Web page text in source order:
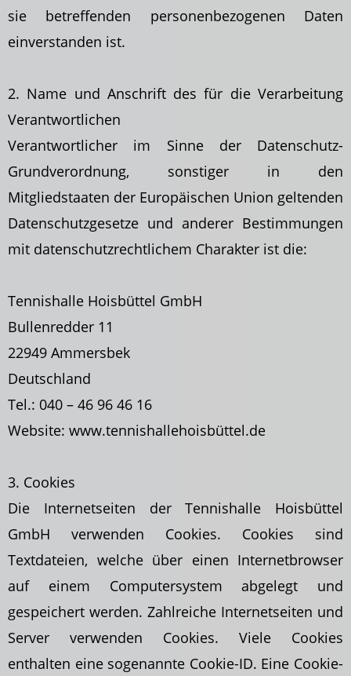
sie betreffenden personenbezogenen Daten
einverstanden ist.
2. Name und Anschrift des für die Verarbeitung
Verantwortlichen
Verantwortlicher im Sinne der Datenschutz-
Grundverordnung, sonstiger in den
Mitgliedstaaten der Europäischen Union geltenden
Datenschutzgesetze und anderer Bestimmungen
mit datenschutzrechtlichem Charakter ist die:
Tennishalle Hoisbüttel GmbH
Bullenredder 11
22949 Ammersbek
Deutschland
Tel.: 040 – 46 96 46 16
Website: www.tennishallehoisbüttel.de
3. Cookies
Die Internetseiten der Tennishalle Hoisbüttel
GmbH verwenden Cookies. Cookies sind
Textdateien, welche über einen Internetbrowser
auf einem Computersystem abgelegt und
gespeichert werden. Zahlreiche Internetseiten und
Server verwenden Cookies. Viele Cookies
enthalten eine sogenannte Cookie-ID. Eine Cookie-